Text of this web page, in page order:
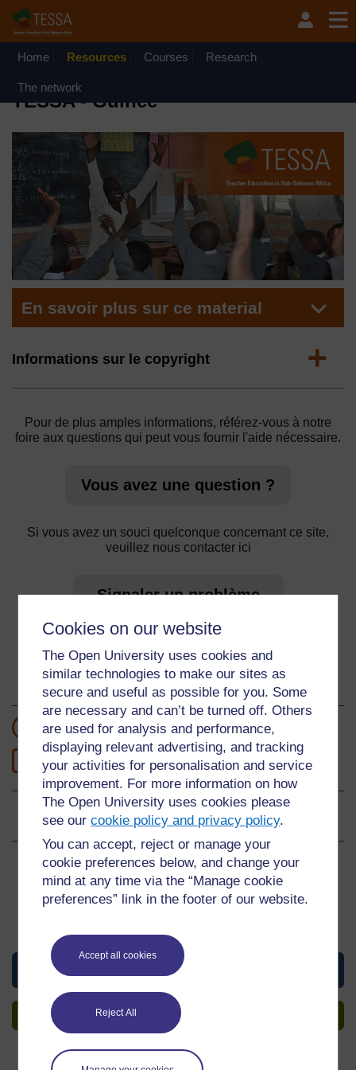
Cookies on our website
The Open University uses cookies and
similar technologies to make our sites as
secure and useful as possible for you. Some
are necessary and can’t be turned off. Others
are used for analysis and performance,
displaying relevant advertising, and tracking
your activities for personalisation and service
improvement. For more information on how
The Open University uses cookies please
see ourcookie policy and privacy policy.
You can accept, reject or manage your
cookie preferences below, and change your
mind at any time via the “Manage cookie
preferences” link in the footer of our website.
Accept all cookies
Reject All
Passer au contenu principal
OpenLearn Create will be unavailable on Wednesday 12
August 2026 from 8am to 10.30am (GMT) due to routine
Home Resources Courses Research
The network
TESSA - Guinée
En savoir plus sur ce material
Expand
Informations sur le copyright
Pour de plus amples informations, référez-vous à notre
foire aux questions qui peut vous fournir l'aide nécessaire.
Vous avez une question ?
Si vous avez un souci quelconque concernant ce site,
veuillez nous contacter ici
Signaler un problème
A propos de ces ressources
1 heure d'étude
Niveau 1: Préliminaire
Évaluations 0 sur 5 étoiles
Créez un compte pour accéder à plus
d’options
personnel d'apprentissage sur le site.
View this material
Créer un compte